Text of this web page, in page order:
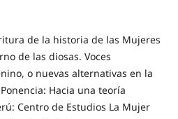
de la historia de las Mujeres
de las diosas. Voces
o nuevas alternativas en la
Hacia una teoría
Centro de Estudios La Mujer